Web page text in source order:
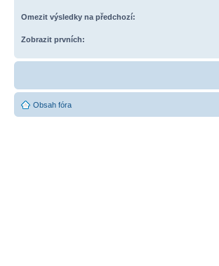
Omezit výsledky na předchozí:
Zobrazit prvních:
Obsah fóra